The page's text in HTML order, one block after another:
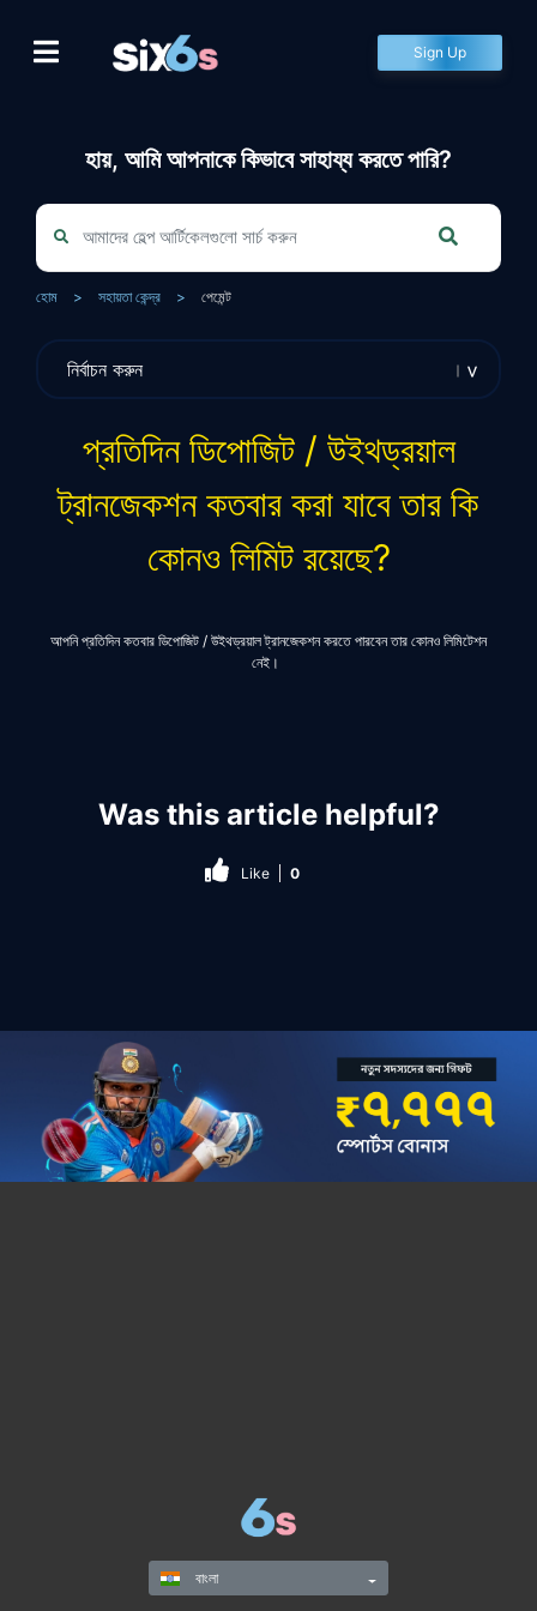
content
Sign Up
হায়, আমি আপনাকে কিভাবে সাহায্য করতে পারি?
হোম > সহায়তা কেন্দ্র > পেমেন্ট
প্রতিদিন ডিপোজিট / উইথড্রয়াল
ট্রানজেকশন কতবার করা যাবে তার কি
কোনও লিমিট রয়েছে?
আপনি প্রতিদিন কতবার ডিপোজিট / উইথড্রয়ালট্রানজেকশনকরতে পারবেন তার কোনও লিমিটেশন
নেই।
Was this article helpful?
Like 0
বাংলা